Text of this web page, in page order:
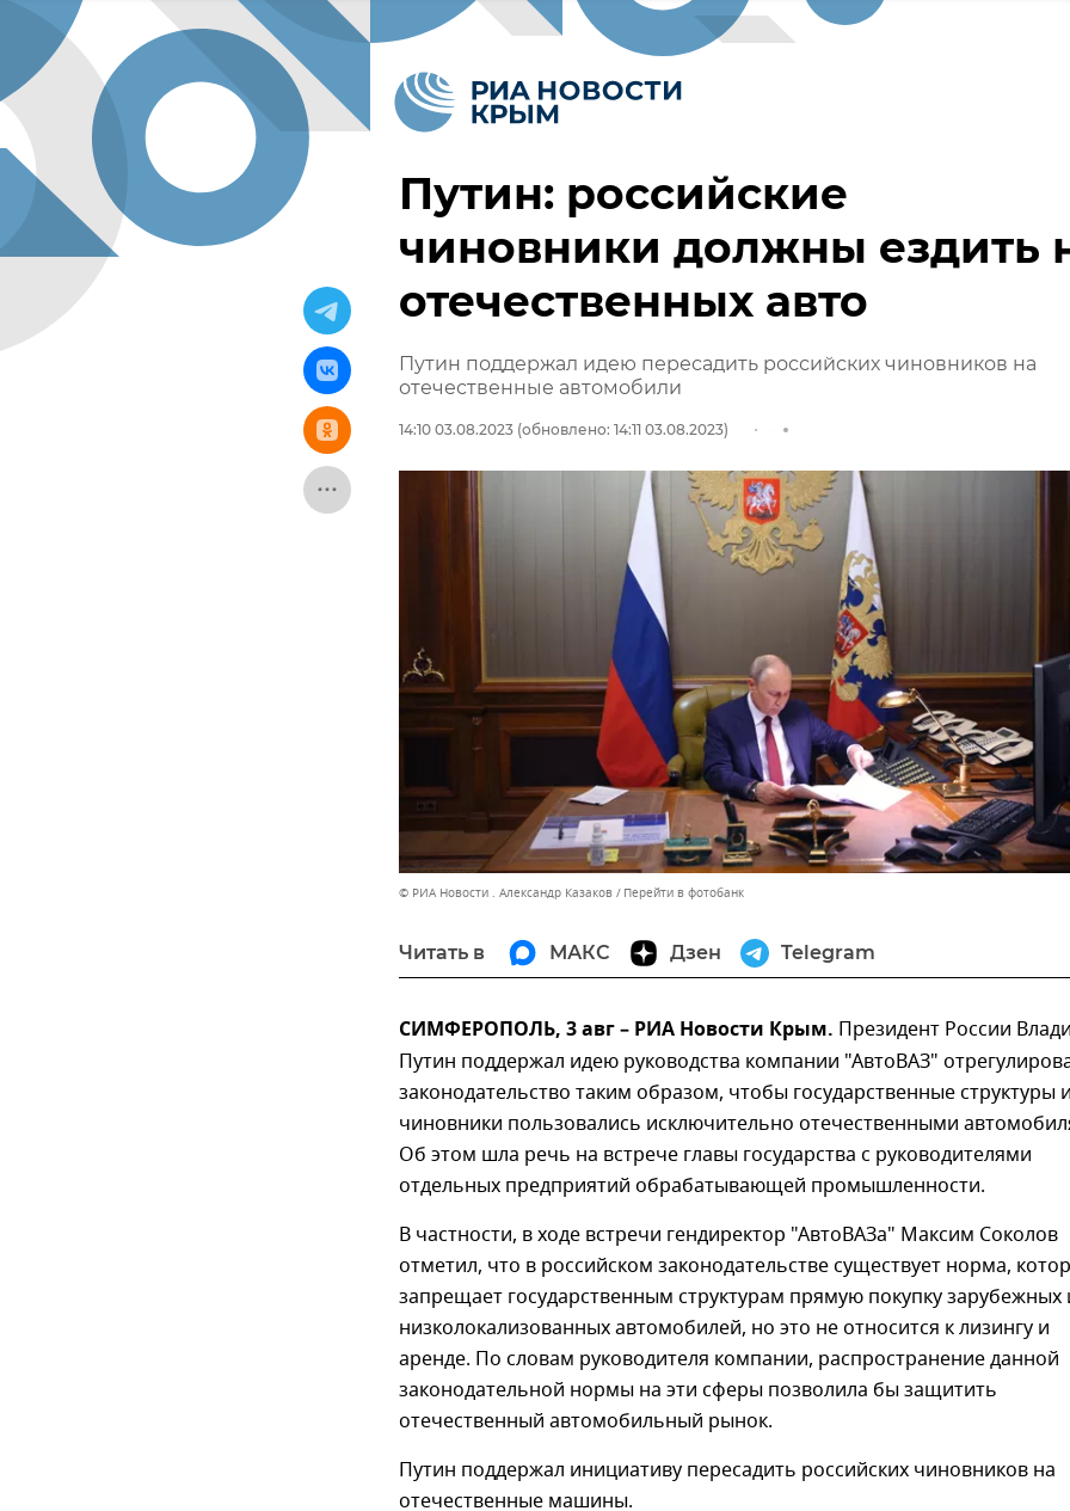
Путин: российские
чиновники должны ездить
отечественных авто
Путин поддержал идею пересадить российских чиновников на
отечественные автомобили
14:10 03.08.2023 (обновлено: 14:11 03.08.2023)
© РИА Новости . Александр Казаков Перейти в фотобанк
Читать в МАКС Дзен Telegram
СИМФЕРОПОЛЬ, 3 авг – РИА Новости Крым. Президент России
Путин поддержал идею руководства компании "АвтоВАЗ"
законодательство таким образом, чтобы государственные структуры
чиновники пользовались исключительно отечественными
Об этом шла речь на встрече главы государства с руководителями
отдельных предприятий обрабатывающей промышленности.
В частности, в ходе встречи гендиректор "АвтоВАЗа" Максим Соколов
отметил, что в российском законодательстве существует норма,
запрещает государственным структурам прямую покупку зарубежных
низколокализованных автомобилей, но это не относится к лизингу и
аренде. По словам руководителя компании, распространение данной
законодательной нормы на эти сферы позволила бы защитить
отечественный автомобильный рынок.
Путин поддержал инициативу пересадить российских чиновников на
отечественные машины.